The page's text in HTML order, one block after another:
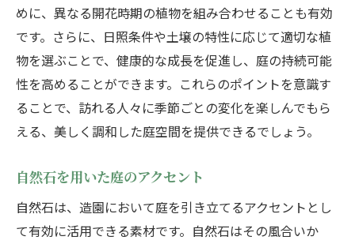
めに、異なる開花時期の植物を組み合わせることも有効
です。さらに、日照条件や土壌の特性に応じて適切な植
物を選ぶことで、健康的な成長を促進し、庭の持続可能
性を高めることができます。これらのポイントを意識す
ることで、訪れる人々に季節ごとの変化を楽しんでもら
える、美しく調和した庭空間を提供できるでしょう。
自然石を用いた庭のアクセント
自然石は、造園において庭を引き立てるアクセントとし
て有効に活用できる素材です。自然石はその風合いか